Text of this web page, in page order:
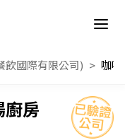
飲國際有限公司)
廚房